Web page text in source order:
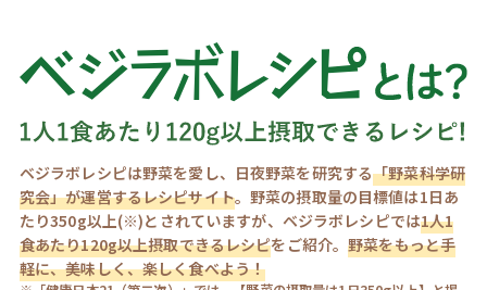
ベジラボレシピは野菜を愛し、日夜野菜を研究する「野菜科学研
究会」が運営するレシピサイト。野菜の摂取量の目標値は1日あ
たり350g以上(※)とされていますが、ベジラボレシピでは1人1
食あたり120g以上摂取できるレシピをご紹介。野菜をもっと手
軽に、美味しく、楽しく食べよう！